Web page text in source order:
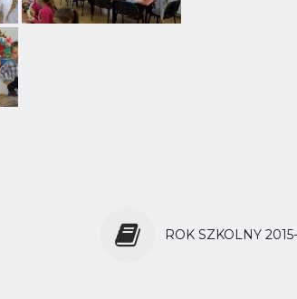
ROK SZKOLNY